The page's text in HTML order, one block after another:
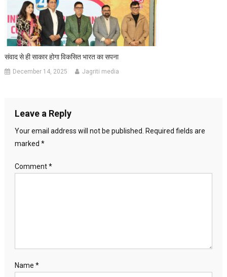
संवाद से ही साकार होगा विकसित भारत का सपना
December 14, 2025 Jagriti media
Leave a Reply
Your email address will not be published.
Required fields are
marked *
Comment*
Name *